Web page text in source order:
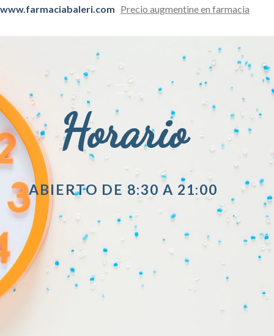
www.farmaciabaleri.com Precio augmentine en farmacia
Horario
ABIERTO DE 8:30 A 21:00